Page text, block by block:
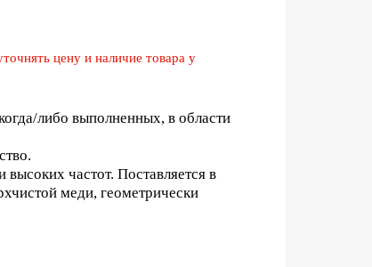
цену и наличие товара у
либо выполненных, в области
частот. Поставляется в
меди, геометрически